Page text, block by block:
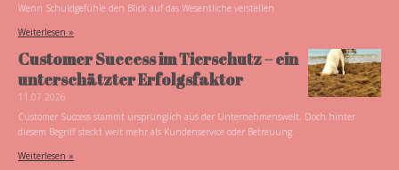
Wenn Schuldgefühle den Blick auf das Wesentliche verstellen
Weiterlesen »
Customer Success im Tierschutz – ein
unterschätzter Erfolgsfaktor
11.07.2026
Customer Success stammt ursprünglich aus der Unternehmenswelt. Doch hinter
diesem Begriff steckt weit mehr als Kundenservice oder Betreuung.
Weiterlesen »